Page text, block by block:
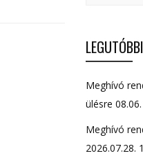
Meghívó
ülésre
Meghívó
2026.07.28.